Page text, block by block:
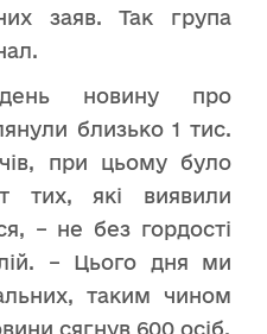
заяв. Так група
новину про
близько 1 тис.
при цьому було
тих, які виявили
– не без гордості
– Цього дня ми
таким чином
сягнув 600 осіб.